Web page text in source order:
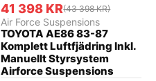
41 398 KR(43 398 KR)
Air Force Suspensions
TOYOTA AE86 83-87
Komplett Luftfjädring Inkl.
Manuellt Styrsystem
Airforce Suspensions